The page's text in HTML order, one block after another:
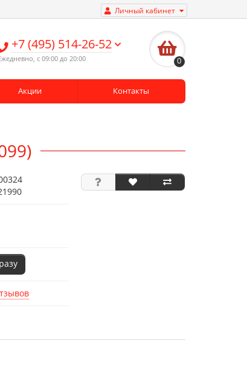
Личный кабинет
+7 (495) 514-26-52
с 09:00 до 20:00 0
Акции Контакты